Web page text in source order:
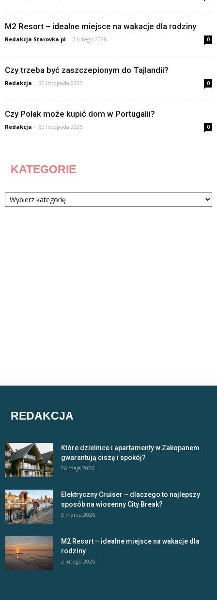
M2 Resort – idealne miejsce na wakacje dla rodziny
Redakcja Starovka.pl - 2 lutego 2026 0
Czy trzeba być zaszczepionym do Tajlandii?
Redakcja - 30 listopada 2025 0
Czy Polak może kupić dom w Portugalii?
Redakcja - 30 listopada 2025 0
KATEGORIE
Kategorie
REDAKCJA
Które dzielnice i apartamenty w Zakopanem
gwarantują ciszę i spokój?
26 maja 2026
Elektryczny Cruiser – dlaczego to najlepszy
sposób na wiosenny City Break?
3 marca 2026
M2 Resort – idealne miejsce na wakacje dla
rodziny
2 lutego 2026